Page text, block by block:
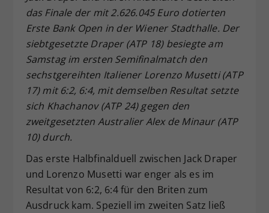
das Finale der mit 2.626.045 Euro dotierten
Erste Bank Open in der Wiener Stadthalle. Der
siebtgesetzte Draper (ATP 18) besiegte am
Samstag im ersten Semifinalmatch den
sechstgereihten Italiener Lorenzo Musetti (ATP
17) mit 6:2, 6:4, mit demselben Resultat setzte
sich Khachanov (ATP 24) gegen den
zweitgesetzten Australier Alex de Minaur (ATP
10) durch.
Das erste Halbfinalduell zwischen Jack Draper
und Lorenzo Musetti war enger als es im
Resultat von 6:2, 6:4 für den Briten zum
Ausdruck kam. Speziell im zweiten Satz ließ
Zweck
Dieser Wert speichert Ihre Consent-
Einstellungen. Unter anderem eine
zufällig generierte ID, für die
historische Speicherung Ihrer
Webseiten-Betreiber dies eingestellt
hat.